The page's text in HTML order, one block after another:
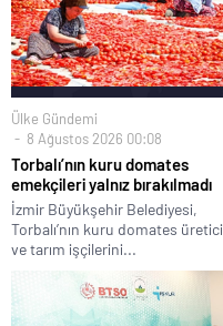
Ülke Gündemi
8 Ağustos 2026 00:08
Torbalı’nın kuru domates
emekçileri yalnız bırakılmadı
İzmir Büyükşehir Belediyesi,
Torbalı’nın kuru domates
ve tarım işçilerini...